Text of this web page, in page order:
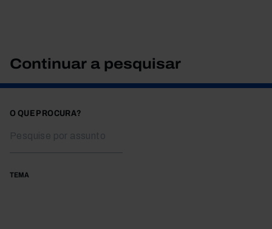
Continuar a pesquisar
O QUE PROCURA?
TEMA